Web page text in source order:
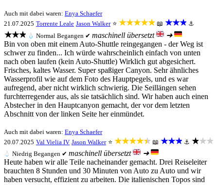
Auch mit dabei waren: Enya Schaefer
21.07.2025 Torrente Leale Jason Walker ⭐ ★★★★★ 📖 ★★★ ⚓
★★★ 💧 Normal Begangen ✔ maschinell übersetzt
➜
Bin von oben mit einem Auto-Shuttle reingegangen - der Weg ist
schwer zu finden... Ich würde wahrscheinlich einfach von unten
nach oben laufen (kein Auto-Shuttle) Wirklich gut abgesichert.
Frisches, kaltes Wasser. Super spaßiger Canyon. Sehr ähnliches
Wasserprofil wie auf dem Foto des Hauptpegels, und es war
aufregend, aber nicht wirklich schwierig. Die Seillängen sehen
furchterregender aus, als sie tatsächlich sind. Wir haben auch einen
Abstecher in den Hauptcanyon gemacht, der vor dem letzten
Abschnitt von der linken Seite her einmündet.
Auch mit dabei waren: Enya Schaefer
20.07.2025 Val Vielia IV Jason Walker ⭐ ★★★★★ 📖 ★★★ ⚓ ★★★
💧 Niedrig Begangen ✔ maschinell übersetzt
➜
Heute haben wir alle Teile nacheinander gemacht. Drei Reiseleiter
brauchten 8 Stunden und 30 Minuten von Auto zu Auto und wir
haben versucht, effizient zu arbeiten. Die italienischen Topos sind